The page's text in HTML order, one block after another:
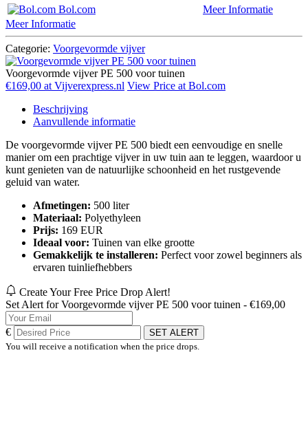
Bol.com
Meer Informatie
Meer Informatie
Categorie: Voorgevormde vijver
Voorgevormde vijver PE 500 voor tuinen
€169,00 at Vijverexpress.nl View Price at Bol.com
Beschrijving
Aanvullende informatie
De voorgevormde vijver PE 500 biedt een eenvoudige en snelle
manier om een prachtige vijver in uw tuin aan te leggen, waardoor u
kunt genieten van de natuurlijke schoonheid en het rustgevende
geluid van water.
Afmetingen: 500 liter
Materiaal: Polyethyleen
Prijs: 169 EUR
Ideaal voor: Tuinen van elke grootte
Gemakkelijk te installeren: Perfect voor zowel beginners als
ervaren tuinliefhebbers
Create Your Free Price Drop Alert!
Set Alert for Voorgevormde vijver PE 500 voor tuinen - €169,00
€
SET ALERT
You will receive a notification when the price drops.